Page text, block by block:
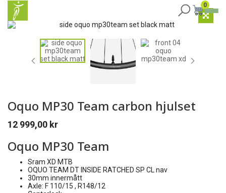
0
Oquo MP30 Team carbon hjulset
12 999,00 kr
Oquo MP30 Team
Sram XD MTB
OQUO TEAM DT INSIDE RATCHED SP CL nav
30mm innermått
Axle: F 110/15 , R148/12